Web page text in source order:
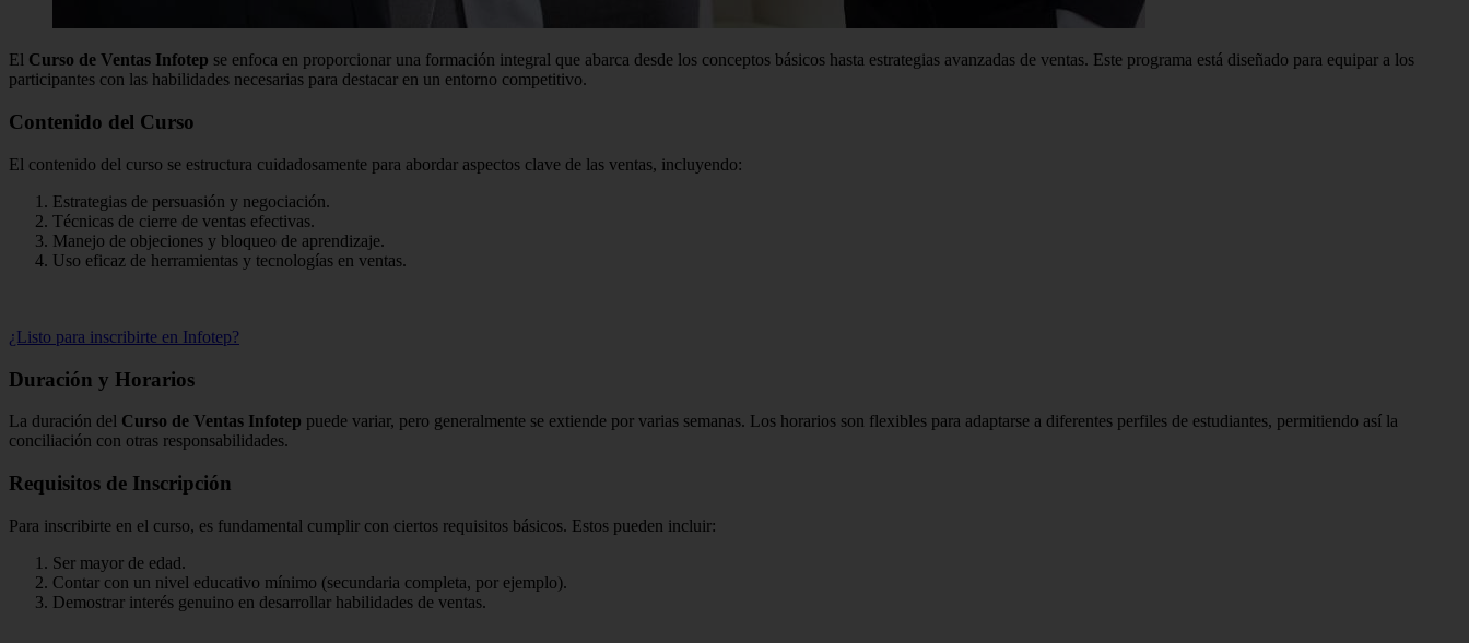
El Curso de Ventas Infotep se enfoca en proporcionar una formación integral que abarca desde los conceptos básicos hasta estrategias avanzadas de ventas. Este programa está diseñado para equipar a los
participantes con las habilidades necesarias para destacar en un entorno competitivo.
Contenido del Curso
El contenido del curso se estructura cuidadosamente para abordar aspectos clave de las ventas, incluyendo:
Estrategias de persuasión y negociación.
Técnicas de cierre de ventas efectivas.
Manejo de objeciones y bloqueo de aprendizaje.
Uso eficaz de herramientas y tecnologías en ventas.
¿Listo para inscribirte en Infotep?
Duración y Horarios
La duración del Curso de Ventas Infotep puede variar, pero generalmente se extiende por varias semanas. Los horarios son flexibles para adaptarse a diferentes perfiles de estudiantes, permitiendo así la
conciliación con otras responsabilidades.
Requisitos de Inscripción
Para inscribirte en el curso, es fundamental cumplir con ciertos requisitos básicos. Estos pueden incluir:
Ser mayor de edad.
Contar con un nivel educativo mínimo (secundaria completa, por ejemplo).
Demostrar interés genuino en desarrollar habilidades de ventas.